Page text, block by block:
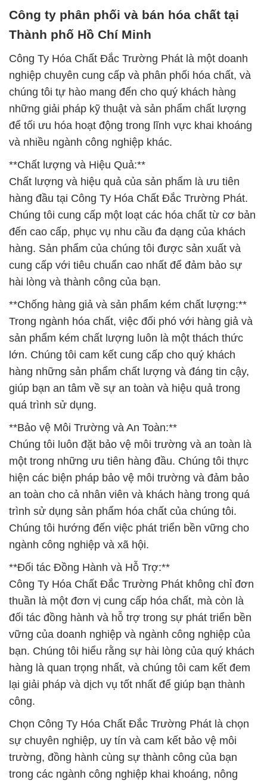
Công ty phân phối và bán hóa chất tại
Thành phố Hồ Chí Minh
Công Ty Hóa Chất Đắc Trường Phát là một doanh
nghiệp chuyên cung cấp và phân phối hóa chất, và
chúng tôi tự hào mang đến cho quý khách hàng
những giải pháp kỹ thuật và sản phẩm chất lượng
để tối ưu hóa hoạt động trong lĩnh vực khai khoáng
và nhiều ngành công nghiệp khác.
**Chất lượng và Hiệu Quả:**
Chất lượng và hiệu quả của sản phẩm là ưu tiên
hàng đầu tại Công Ty Hóa Chất Đắc Trường Phát.
Chúng tôi cung cấp một loạt các hóa chất từ cơ bản
đến cao cấp, phục vụ nhu cầu đa dạng của khách
hàng. Sản phẩm của chúng tôi được sản xuất và
cung cấp với tiêu chuẩn cao nhất để đảm bảo sự
hài lòng và thành công của bạn.
**Chống hàng giả và sản phẩm kém chất lượng:**
Trong ngành hóa chất, việc đối phó với hàng giả và
sản phẩm kém chất lượng luôn là một thách thức
lớn. Chúng tôi cam kết cung cấp cho quý khách
hàng những sản phẩm chất lượng và đáng tin cậy,
giúp bạn an tâm về sự an toàn và hiệu quả trong
quá trình sử dụng.
**Bảo vệ Môi Trường và An Toàn:**
Chúng tôi luôn đặt bảo vệ môi trường và an toàn là
một trong những ưu tiên hàng đầu. Chúng tôi thực
hiện các biện pháp bảo vệ môi trường và đảm bảo
an toàn cho cả nhân viên và khách hàng trong quá
trình sử dụng sản phẩm hóa chất của chúng tôi.
Chúng tôi hướng đến việc phát triển bền vững cho
ngành công nghiệp và xã hội.
**Đối tác Đồng Hành và Hỗ Trợ:**
Công Ty Hóa Chất Đắc Trường Phát không chỉ đơn
thuần là một đơn vị cung cấp hóa chất, mà còn là
đối tác đồng hành và hỗ trợ trong sự phát triển bền
vững của doanh nghiệp và ngành công nghiệp của
bạn. Chúng tôi hiểu rằng sự hài lòng của quý khách
hàng là quan trọng nhất, và chúng tôi cam kết đem
lại giải pháp và dịch vụ tốt nhất để giúp bạn thành
công.
Chọn Công Ty Hóa Chất Đắc Trường Phát là chọn
sự chuyên nghiệp, uy tín và cam kết bảo vệ môi
trường, đồng hành cùng sự thành công của bạn
trong các ngành công nghiệp khai khoáng, nông